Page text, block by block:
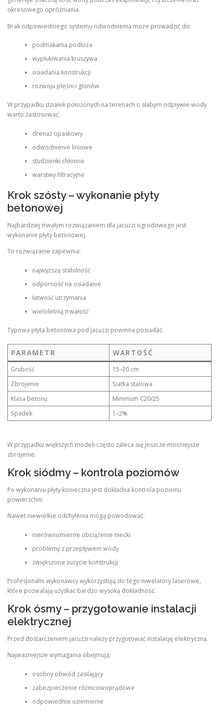
okresowego opróżniania.
Brak odpowiedniego systemu odwodnienia może prowadzić do:
podmakania podłoża
wypłukiwania kruszywa
osiadania konstrukcji
rozwoju pleśni i glonów
W przypadku działek położonych na terenach o słabym odpływie wody
warto zastosować:
drenaż opaskowy
odwodnienie liniowe
studzienki chłonne
warstwy filtracyjne
Krok szósty – wykonanie płyty
betonowej
Najbardziej trwałym rozwiązaniem dla jacuzzi ogrodowego jest
wykonanie płyty betonowej.
To rozwiązanie zapewnia:
najwyższą stabilność
odporność na osiadanie
łatwość utrzymania
wieloletnią trwałość
Typowa płyta betonowa pod jacuzzi powinna posiadać:
PARAMETR WARTOŚĆ
Grubość
15–20 cm
Zbrojenie
Siatka stalowa
Klasa betonu
Minimum C20/25
Spadek
1–2%
W przypadku większych modeli często zaleca się jeszcze mocniejsze
zbrojenie.
Krok siódmy – kontrola poziomów
Po wykonaniu płyty konieczna jest dokładna kontrola poziomu
powierzchni.
Nawet niewielkie odchylenia mogą powodować:
nierównomierne obciążenie niecki
problemy z przepływem wody
zwiększone zużycie konstrukcji
Profesjonalni wykonawcy wykorzystują do tego niwelatory laserowe,
które pozwalają uzyskać bardzo wysoką dokładność.
Krok ósmy – przygotowanie instalacji
elektrycznej
Przed dostarczeniem jacuzzi należy przygotować instalację elektryczną.
Najważniejsze wymagania obejmują:
osobny obwód zasilający
zabezpieczenie różnicowoprądowe
odpowiednie uziemienie